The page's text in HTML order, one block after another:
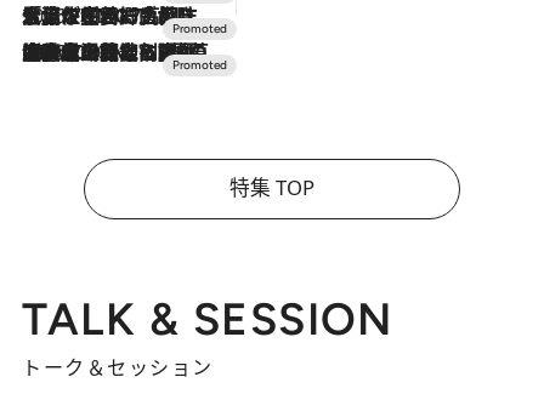
2026.7.17
「土佐和ハーブかき氷」がOMO7高知に登場！生姜、山椒、大葉など目にも舌にも涼を呼ぶ郷土の味
2026.7.10
NEW OPEN！【界 草津】名湯の地に誕生。趣の異なる2種の温泉と上州ならではの会席・蕎麦割烹など美食を味わう究極の癒やし旅
特集 TOP
TALK & SESSION
トーク＆セッション